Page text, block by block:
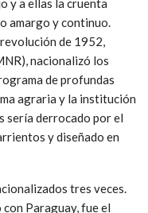
amargo y continuo.
de 1952,
nacionalizó los
de profundas
agraria y la institución
sería derrocado por el
y diseñado en
tres veces.
Paraguay, fue el